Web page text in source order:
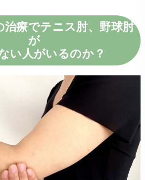
治療でテニス肘、野球肘
が
い人がいるのか？